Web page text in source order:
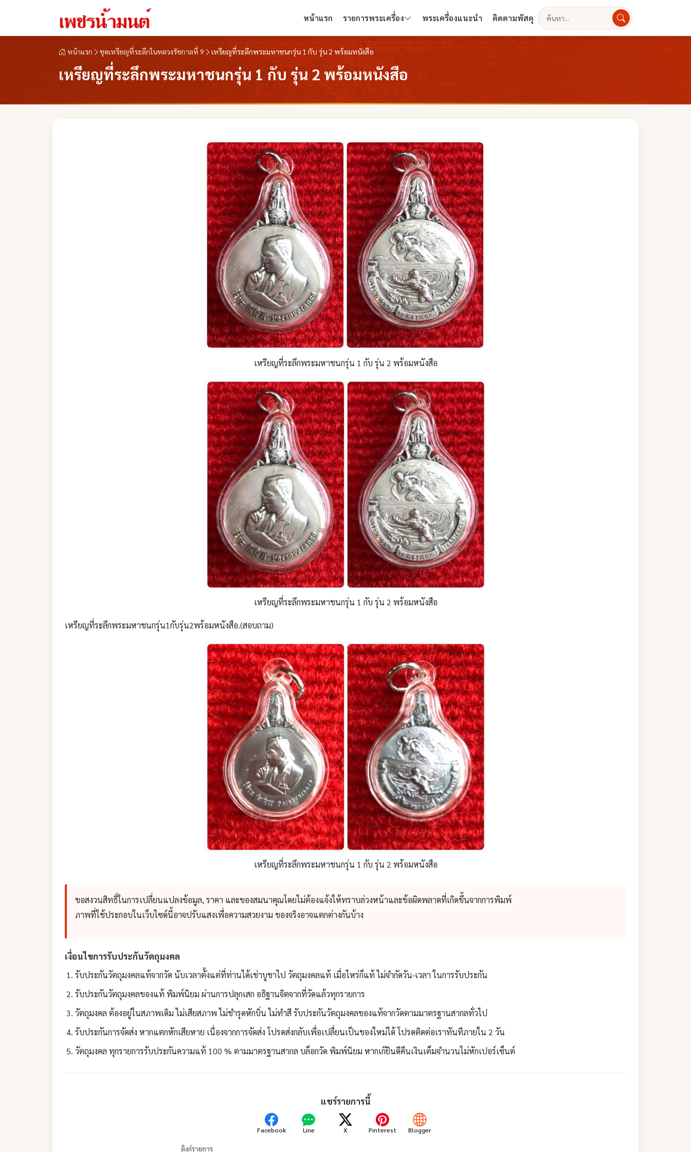
หน้าแรก รายการพระเครื่อง พระเครื่องแนะนำ ติดตามพัสดุ
ค้นหา
หน้าแรก ชุดเหรียญที่ระลึกในหลวงรัชกาลที่ 9 เหรียญที่ระลึกพระมหาชนกรุ่น 1 กับ รุ่น 2 พร้อมหนังสือ
เหรียญที่ระลึกพระมหาชนกรุ่น 1 กับ รุ่น 2 พร้อมหนังสือ
เหรียญที่ระลึกพระมหาชนกรุ่น 1 กับ รุ่น 2 พร้อมหนังสือ
เหรียญที่ระลึกพระมหาชนกรุ่น 1 กับ รุ่น 2 พร้อมหนังสือ
เหรียญที่ระลึกพระมหาชนกรุ่น1กับรุ่น2พร้อมหนังสือ.(สอบถาม)
เหรียญที่ระลึกพระมหาชนกรุ่น 1 กับ รุ่น 2 พร้อมหนังสือ
ขอสงวนสิทธิ์ในการเปลี่ยนแปลงข้อมูล, ราคา และของสมนาคุณโดยไม่ต้องแจ้งให้ทราบล่วงหน้าและข้อผิดพลาดที่เกิดขึ้นจากการพิมพ์
ภาพที่ใช้ประกอบในเว็บไซด์นี้อาจปรับแสงเพื่อความสวยงาม ของจริงอาจแตกต่างกันบ้าง
เงื่อนไขการรับประกันวัตถุมงคล
รับประกันวัตถุมงคลแท้จากวัด นับเวลาตั้งแต่ที่ท่านได้เช่าบูชาไป วัตถุมงคลแท้ เมื่อไหร่ก็แท้ ไม่จำกัดวัน-เวลา ในการรับประกัน
รับประกันวัตถุมงคลของแท้ พิมพ์นิยม ผ่านการปลุกเสก อธิฐานจิตจากที่วัดแล้วทุกรายการ
วัตถุมงคล ต้องอยู่ในสภาพเดิม ไม่เสียสภาพ ไม่ชำรุดหักบิ่น ไม่ทำสี รับประกันวัตถุมงคลของแท้จากวัดตามมาตรฐานสากลทั่วไป
รับประกันการจัดส่ง หากแตกหักเสียหาย เนื่องจากการจัดส่ง โปรดส่งกลับเพื่อเปลื่ยนเป็นของใหม่ได้ โปรดติดต่อเราทันทีภายใน 2 วัน
วัตถุมงคล ทุกรายการรับประกันความแท้ 100 % ตามมาตรฐานสากล บล็อกวัด พิมพ์นิยม หากเก๊ยินดีคืนเงินเต็มจำนวนไม่หักเปอร์เซ็นต์
แชร์รายการนี้
Facebook Line X Pinterest Blogger
ลิงก์รายการ